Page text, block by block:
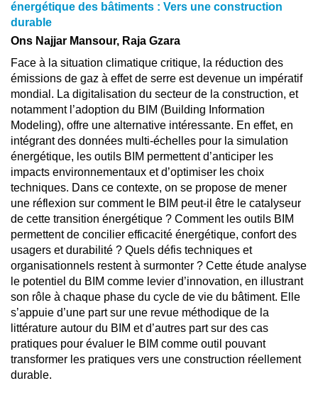
énergétique des bâtiments : Vers une construction
durable
Ons Najjar Mansour, Raja Gzara
Face à la situation climatique critique, la réduction des
émissions de gaz à effet de serre est devenue un impératif
mondial. La digitalisation du secteur de la construction, et
notamment l’adoption du BIM (Building Information
Modeling), offre une alternative intéressante. En effet, en
intégrant des données multi-échelles pour la simulation
énergétique, les outils BIM permettent d’anticiper les
impacts environnementaux et d’optimiser les choix
techniques. Dans ce contexte, on se propose de mener
une réflexion sur comment le BIM peut-il être le catalyseur
de cette transition énergétique ? Comment les outils BIM
permettent de concilier efficacité énergétique, confort des
usagers et durabilité ? Quels défis techniques et
organisationnels restent à surmonter ? Cette étude analyse
le potentiel du BIM comme levier d’innovation, en illustrant
son rôle à chaque phase du cycle de vie du bâtiment. Elle
s’appuie d’une part sur une revue méthodique de la
littérature autour du BIM et d’autres part sur des cas
pratiques pour évaluer le BIM comme outil pouvant
transformer les pratiques vers une construction réellement
durable.